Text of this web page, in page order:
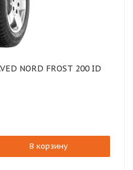
NORD FROST 200 ID
В корзину